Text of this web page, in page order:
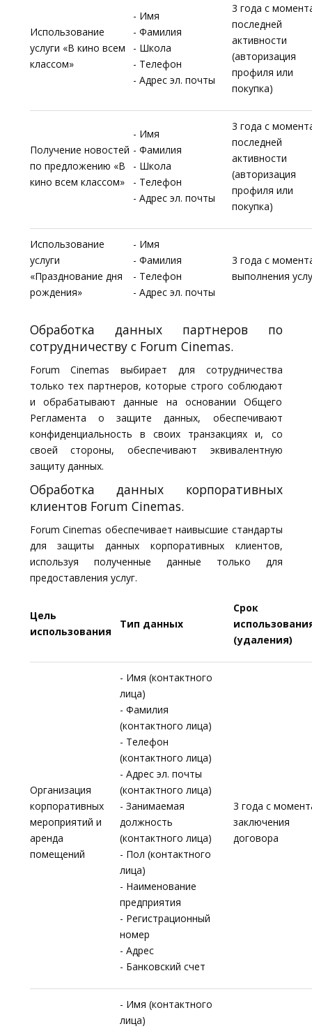
Использование
услуги «В кино всем
классом»
- Имя
- Фамилия
- Школа
- Телефон
- Адрес эл. почты
3 года с
последней
активности
(авторизация
профиля или
покупка)
Получение новостей
по предложению «В
кино всем классом»
- Имя
- Фамилия
- Школа
- Телефон
- Адрес эл. почты
3 года с
последней
активности
(авторизация
профиля или
покупка)
Использование
услуги
«Празднование дня
рождения»
- Имя
- Фамилия
- Телефон
- Адрес эл. почты
3 года с
выполнения
Обработка данных партнеров по
сотрудничеству с Forum Cinemas.
Forum Cinemas выбирает для сотрудничества
только тех партнеров, которые строго соблюдают
и обрабатывают данные на основании Общего
Регламента о защите данных, обеспечивают
конфиденциальность в своих транзакциях и, со
своей стороны, обеспечивают эквивалентную
защиту данных.
Обработка данных корпоративных
клиентов Forum Cinemas.
Forum Cinemas обеспечивает наивысшие стандарты
для защиты данных корпоративных клиентов,
используя полученные данные только для
предоставления услуг.
Цель
использования
Тип данных
Срок
(удаления)
Организация
корпоративных
мероприятий и
аренда
помещений
- Имя (контактного
лица)
- Фамилия
(контактного лица)
- Телефон
(контактного лица)
- Адрес эл. почты
(контактного лица)
- Занимаемая
должность
(контактного лица)
- Пол (контактного
лица)
- Наименование
предприятия
- Регистрационный
номер
- Адрес
- Банковский счет
3 года с
заключения
договора
- Имя (контактного
лица)